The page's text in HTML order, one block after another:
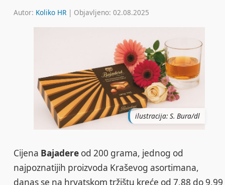
Autor: Koliko HR | Objavljeno: 02.08.2025
ilustracija: S. Bura/dl
Cijena Bajadere od 200 grama, jednog od
najpoznatijih proizvoda Kraševog asortimana,
danas se na hrvatskom tržištu kreće od 7,88 do 9,99